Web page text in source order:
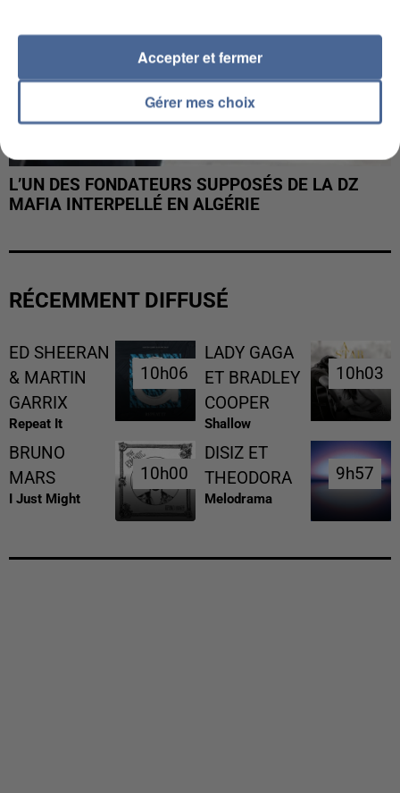
L’UN DES FONDATEURS SUPPOSÉS DE LA DZ
MAFIA INTERPELLÉ EN ALGÉRIE
RÉCEMMENT DIFFUSÉ
ED SHEERAN
& MARTIN
GARRIX
Repeat It
10h06
10h06
LADY GAGA
ET BRADLEY
COOPER
Shallow
10h03
10h03
BRUNO
MARS
I Just Might
10h00
10h00
DISIZ ET
THEODORA
Melodrama
9h57
9h57
Gérer mes choix
Accepter et fermer